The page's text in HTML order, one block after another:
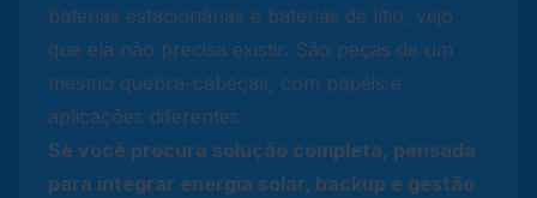
baterias estacionárias e baterias de lítio, vejo
que ela não precisa existir. São peças de um
mesmo quebra-cabeças, com papéis e
aplicações diferentes.
Se você procura solução completa, pensada
para integrar energia solar, backup e gestão